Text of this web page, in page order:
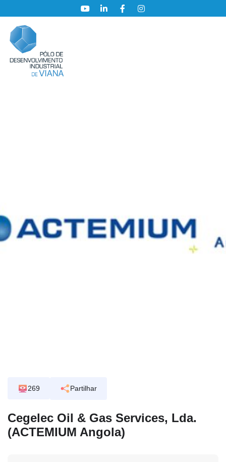
269 Partilhar
Cegelec Oil & Gas Services, Lda.
(ACTEMIUM Angola)